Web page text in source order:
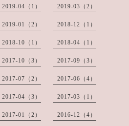
2019-04（1） 2019-03（2）
2019-01（2） 2018-12（1）
2018-10（1） 2018-04（1）
2017-10（3） 2017-09（3）
2017-07（2） 2017-06（4）
2017-04（3） 2017-03（1）
2017-01（2） 2016-12（4）